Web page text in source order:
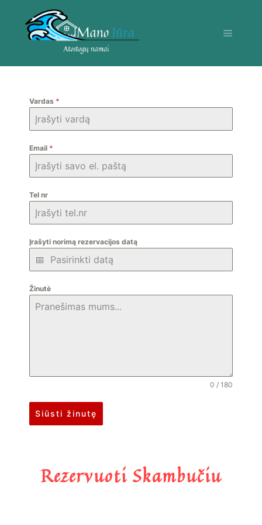
Vardas *
Email *
Tel nr
Įrašyti norimą rezervacijos datą
Žinutė
0 / 180
Siūsti žinutę
Rezervuoti Skambučiu